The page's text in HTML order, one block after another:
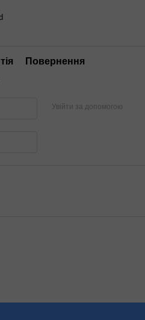
Повернення
Увійти за допомогою